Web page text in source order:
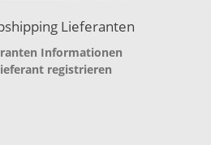
Lieferanten
Informationen
registrieren